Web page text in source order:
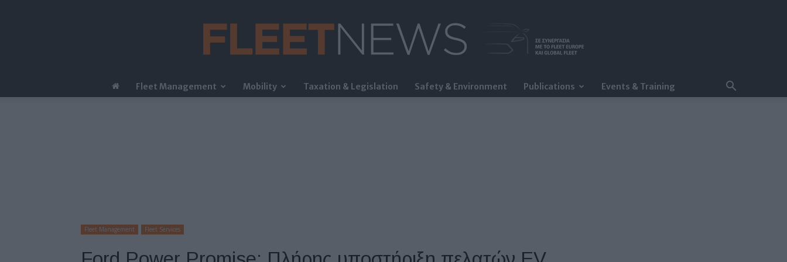
FleetNews
Fleet Management Mobility Taxation & Legislation Safety & Environment Publications Events & Training
Fleet Management Fleet Services